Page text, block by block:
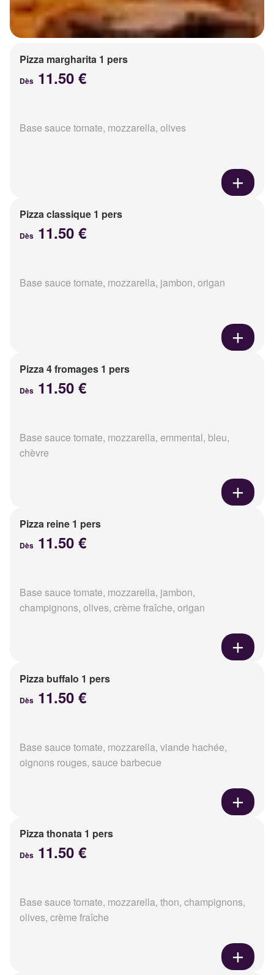
Pizza margharita 1 pers
Dès 11.50 €
Base sauce tomate, mozzarella, olives
Pizza classique 1 pers
Dès 11.50 €
Base sauce tomate, mozzarella, jambon, origan
Pizza 4 fromages 1 pers
Dès 11.50 €
Base sauce tomate, mozzarella, emmental, bleu,
chèvre
Pizza reine 1 pers
Dès 11.50 €
Base sauce tomate, mozzarella, jambon,
champignons, olives, crème fraîche, origan
Pizza buffalo 1 pers
Dès 11.50 €
Base sauce tomate, mozzarella, viande hachée,
oignons rouges, sauce barbecue
Pizza thonata 1 pers
Dès 11.50 €
Base sauce tomate, mozzarella, thon, champignons,
olives, crème fraîche